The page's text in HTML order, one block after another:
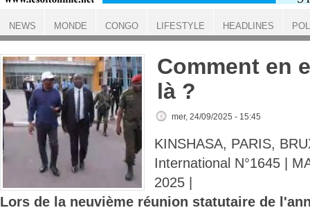
ACCUEIL
Comment en
là ?
mer, 24/09/2025 - 15:45
KINSHASA, PARIS,
International N°1645 |
2025 |
Lors de la neuvième réunion statutaire de
NEWS MONDE CONGO LIFESTYLE HEADLINES